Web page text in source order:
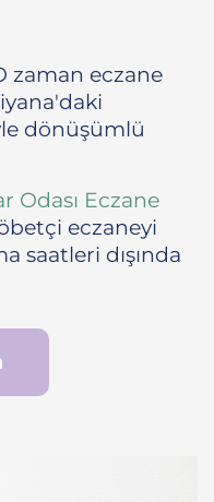
zaman eczane
dönüşümlü
Odası Eczane
eczaneyi
saatleri dışında